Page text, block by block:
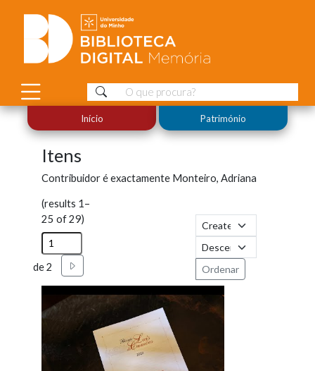
Início Património
Itens
Contribuidor é exactamente Monteiro, Adriana
(results 1–
25 of 29)
de 2 Ordenar